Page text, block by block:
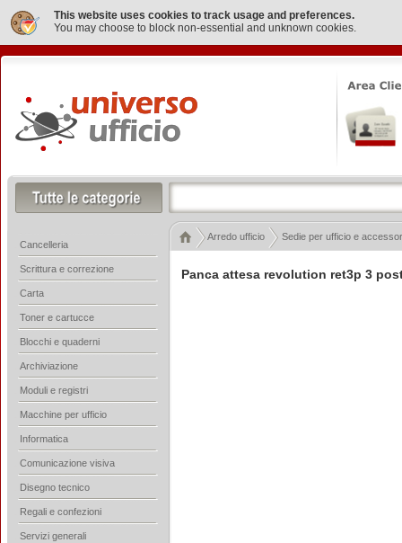
This website uses cookies to track usage and preferences.
You may choose to block non-essential and unknown cookies.
Panca attesa revolution ret3p 3
Arredo ufficio Sedie per ufficio e
Cancelleria
Scrittura e correzione
Carta
Toner e cartucce
Blocchi e quaderni
Archiviazione
Moduli e registri
Macchine per ufficio
Informatica
Comunicazione visiva
Disegno tecnico
Regali e confezioni
Servizi generali